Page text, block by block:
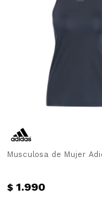
Musculosa de Mujer
$ 1.990